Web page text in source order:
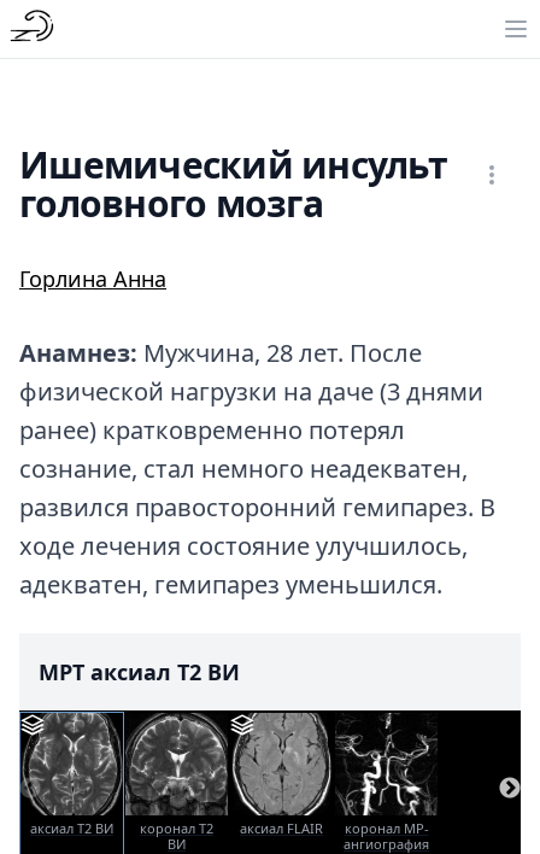
Ишемический инсульт
головного мозга
Горлина Анна
Анамнез: Мужчина, 28 лет. После
физической нагрузки на даче (3 днями
ранее) кратковременно потерял
сознание, стал немного неадекватен,
развился правосторонний гемипарез. В
ходе лечения состояние улучшилось,
адекватен, гемипарез уменьшился.
МРТ аксиал T2 ВИ
аксиал T2 ВИ
коронал T2
ВИ
аксиал FLAIR
коронал МР-
ангиография